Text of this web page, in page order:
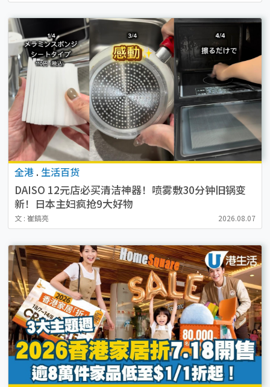
全港 . 生活百货
DAISO 12元店必买清洁神器！喷雾敷30分钟旧锅变
新！日本主妇疯抢9大好物
文 : 崔鎬亮 2026.08.07